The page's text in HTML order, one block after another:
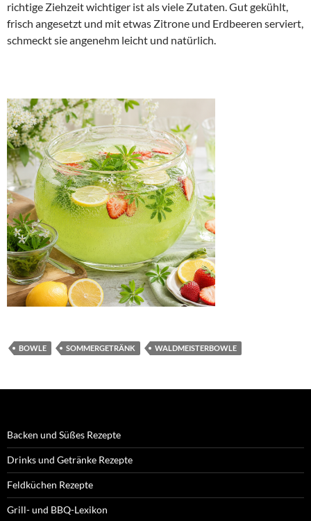
richtige Ziehzeit wichtiger ist als viele Zutaten. Gut gekühlt,
frisch angesetzt und mit etwas Zitrone und Erdbeeren serviert,
schmeckt sie angenehm leicht und natürlich.
BOWLE SOMMERGETRÄNK WALDMEISTERBOWLE
Backen und Süßes Rezepte
Drinks und Getränke Rezepte
Feldküchen Rezepte
Grill- und BBQ-Lexikon